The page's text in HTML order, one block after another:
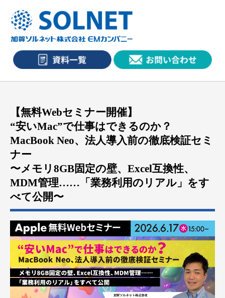
【無料Webセミナー開催】
“安いMac”で仕事はできるのか？
MacBook Neo、法人導入前の徹底検証セミ
ナー
〜メモリ8GB固定の壁、Excel互換性、
MDM管理……「業務利用のリアル」をす
べて公開〜